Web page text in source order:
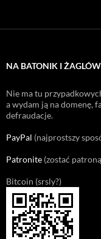
NA BATONIK I
Nie ma tu
a wydam ją na domenę,
defraudacje.
PayPal (najprostszy
Patronite (zostać
Bitcoin (srsly?)